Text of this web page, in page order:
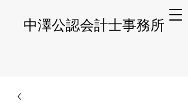
​中澤公認会計士事務所